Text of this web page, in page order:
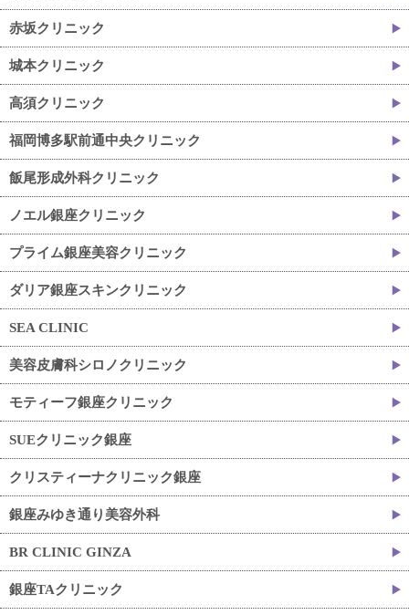
赤坂クリニック
城本クリニック
高須クリニック
福岡博多駅前通中央クリニック
飯尾形成外科クリニック
ノエル銀座クリニック
プライム銀座美容クリニック
ダリア銀座スキンクリニック
SEA CLINIC
美容皮膚科シロノクリニック
モティーフ銀座クリニック
SUEクリニック銀座
クリスティーナクリニック銀座
銀座みゆき通り美容外科
BR CLINIC GINZA
銀座TAクリニック